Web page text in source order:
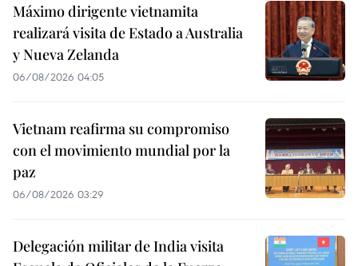
Máximo dirigente vietnamita
realizará visita de Estado a Australia
y Nueva Zelanda
06/08/2026 04:05
Vietnam reafirma su compromiso
con el movimiento mundial por la
paz
06/08/2026 03:29
Delegación militar de India visita